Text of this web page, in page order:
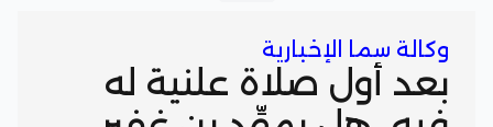
وكالة سما الإخبارية
بعد أول صلاة علنية له